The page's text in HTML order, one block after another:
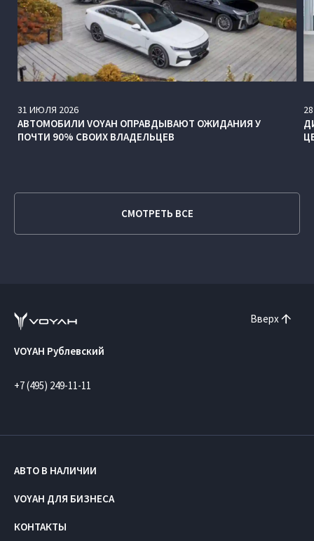
31 ИЮЛЯ 2026
АВТОМОБИЛИ VOYAH ОПРАВДЫВАЮТ ОЖИДАНИЯ У
ПОЧТИ 90% СВОИХ ВЛАДЕЛЬЦЕВ
28
СМОТРЕТЬ ВСЕ
Вверх
VOYAH Рублевский
+7 (495) 249-11-11
АВТО В НАЛИЧИИ
VOYAH ДЛЯ БИЗНЕСА
КОНТАКТЫ